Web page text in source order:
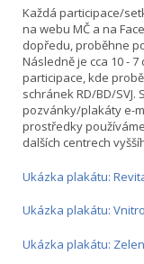
Každá participace/
na webu MČ a na
dopředu, proběhne
Následně je cca 10 -
participace, kde
schránek RD/BD/
pozvánky/plakáty e-
prostředky
dalších centrech
Ukázka plakátu:
Ukázka plakátu:
Ukázka plakátu: